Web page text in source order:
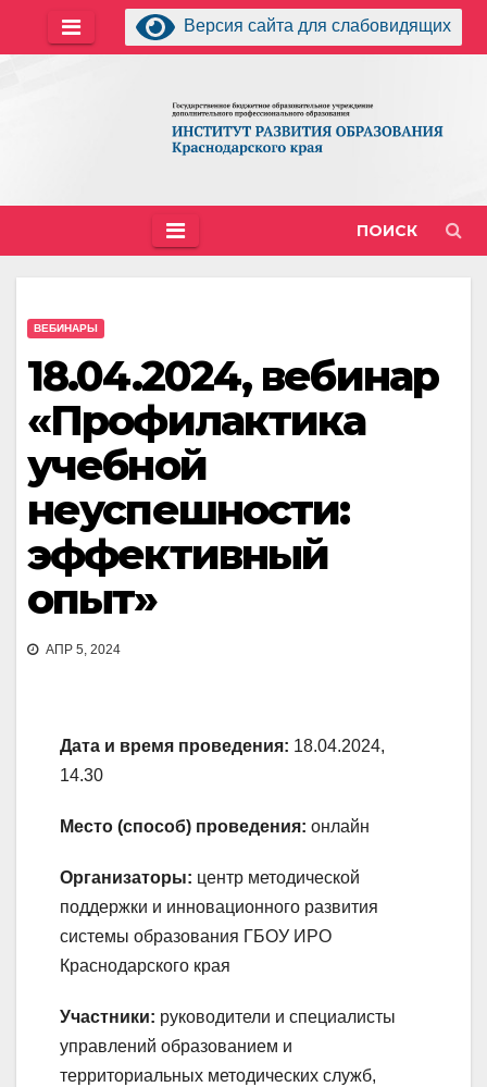
Версия сайта для слабовидящих
ПОИСК
ВЕБИНАРЫ
18.04.2024, вебинар
«Профилактика
учебной
неуспешности:
эффективный
опыт»
АПР 5, 2024
Дата и время проведения: 18.04.2024,
14.30
Место (способ) проведения: онлайн
Организаторы: центр методической
поддержки и инновационного развития
системы образования ГБОУ ИРО
Краснодарского края
Участники: руководители и специалисты
управлений образованием и
территориальных методических служб,